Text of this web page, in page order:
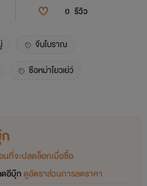
0 รีวิว
จีนโบราณ
ซือหม่าโยวเย่ว์
นที่จะปลดล็อกเมื่อซื้อ
อีบุ๊ก ดูอัตราส่วนการลดราคา